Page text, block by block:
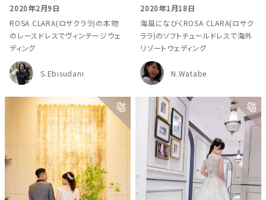
2020年2月9日
ROSA CLARA(ロサクララ)の本物
のレースドレスでヴィンテージウェ
ディング
S.Ebisudani
2020年1月18日
海風になびくROSA CLARA(ロサク
ララ)のソフトチュールドレスで海外
リゾートウェディング
N.Watabe